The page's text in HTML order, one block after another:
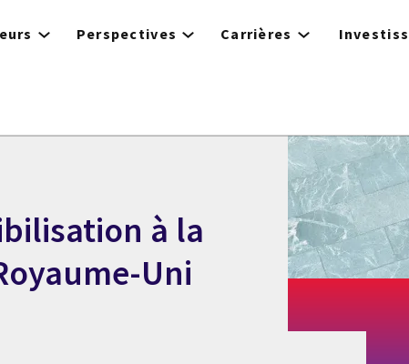
Perspectives Carrières
à la
Uni